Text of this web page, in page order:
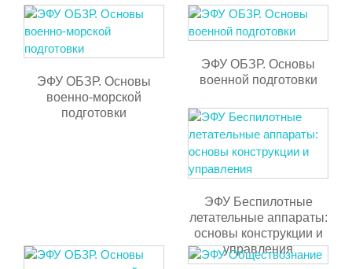
ЭФУ ОБЗР. Основы
военно-морской
подготовки
ЭФУ ОБЗР. Основы
военной подготовки
ЭФУ Беспилотные
летательные аппараты:
основы конструкции и
управления